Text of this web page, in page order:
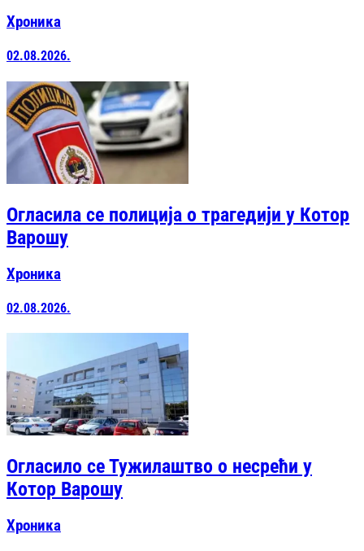
Хроника
02.08.2026.
Огласила се полиција о трагедији у Котор
Варошу
Хроника
02.08.2026.
Огласило се Тужилаштво о несрећи у
Котор Варошу
Хроника